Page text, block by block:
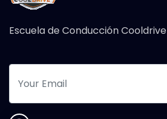
Escuela de Conducción Cooldrive